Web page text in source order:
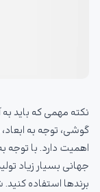
نکته مهمی که باید
گوشی، توجه به
اهمیت دارد. با توجه
جهانی بسیار زیاد
برندها استفاده کنید.